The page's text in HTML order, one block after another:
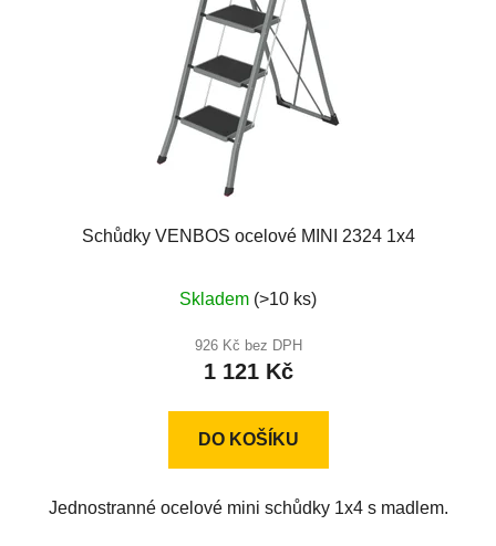
Schůdky VENBOS ocelové MINI 2324 1x4
hodnocení
produktu
je
z
Skladem (>10 ks)
926 Kč bez DPH
1 121 Kč
DO KOŠÍKU
Jednostranné ocelové mini schůdky 1x4 s madlem.